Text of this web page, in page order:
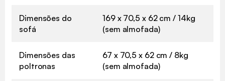
Dimensões do
sofá
169 x 70,5 x 62 cm / 14kg
(sem almofada)
Dimensões das
poltronas
67 x 70,5 x 62 cm / 8kg
(sem almofada)